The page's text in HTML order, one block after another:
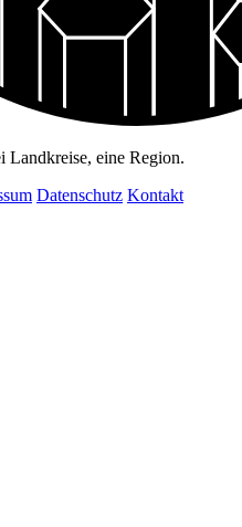
eine Region.
Datenschutz Kontakt